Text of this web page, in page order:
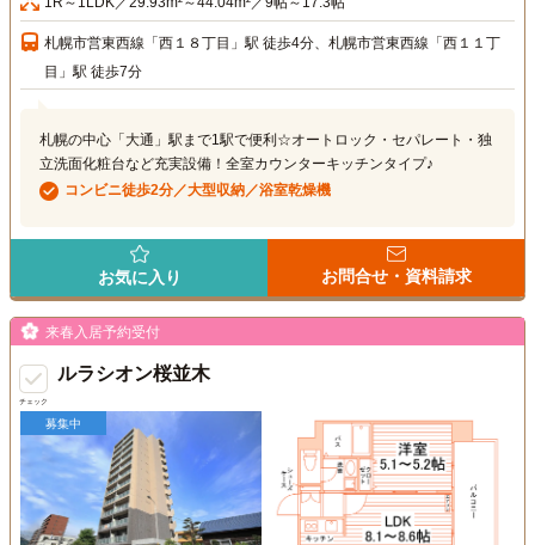
札幌市営東西線「西１８丁目」駅 徒歩4分、札幌市営東西線「西１１丁
目」駅 徒歩7分
札幌の中心「大通」駅まで1駅で便利☆オートロック・セパレート・独
立洗面化粧台など充実設備！全室カウンターキッチンタイプ♪
コンビニ徒歩2分／大型収納／浴室乾燥機
お気に入り お問合せ・資料請求
チェック
来春入居予約受付
ルラシオン桜並木
募集中